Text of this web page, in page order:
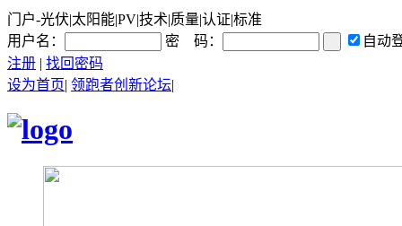
门户-光伏|太阳能|PV|技术|质量|认证|标准
用户名：
密 码：
自动
注册 | 找回密码
设为首页| 领跑者创新论坛|